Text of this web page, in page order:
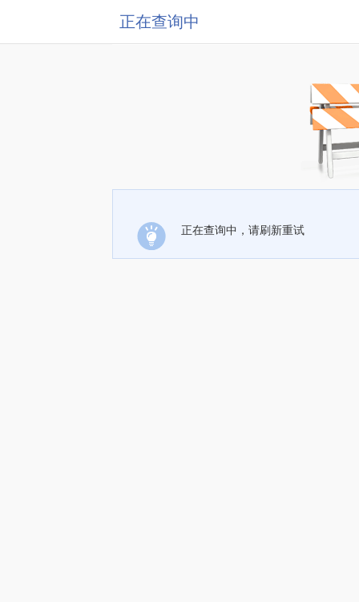
正在查询中
正在查询中，请刷新重试